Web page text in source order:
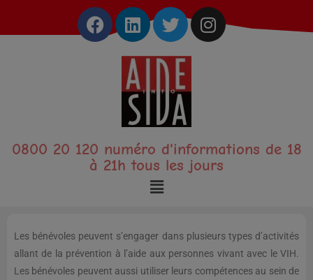
0800 20 120 numéro d'informations de 18
à 21h tous les jours
Les bénévoles peuvent s’engager dans plusieurs types d’activités
allant de la prévention à l’aide aux personnes vivant avec le VIH.
Les bénévoles peuvent aussi utiliser leurs compétences au sein de